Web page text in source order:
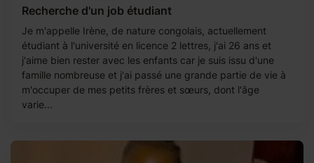
Recherche d'un job étudiant
Je m'appelle Irène, de nature congolais, actuellement
étudiant à l'université en licence 2 lettres, j'ai 26 ans et
j'aime bien rester avec les enfants car je suis issu d'une
famille nombreuse et j'ai passé une grande partie de vie à
m'occuper de mes petits frères et sœurs, dont l'âge
varie...